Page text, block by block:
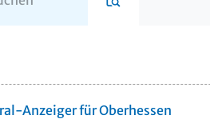
Anzeiger für Oberhessen